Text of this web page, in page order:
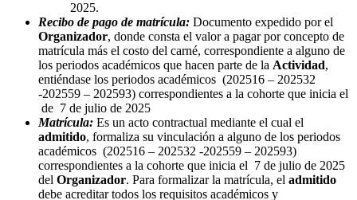
2025.
Recibo de pago de matrícula: Documento expedido por el
Organizador, donde consta el valor a pagar por concepto de
matrícula más el costo del carné, correspondiente a alguno de
los periodos académicos que hacen parte de la Actividad,
entiéndase los periodos académicos (202516 – 202532
-202559 – 202593) correspondientes a la cohorte que inicia el
de 7 de julio de 2025
Matrícula: Es un acto contractual mediante el cual el
admitido, formaliza su vinculación a alguno de los periodos
académicos (202516 – 202532 -202559 – 202593)
correspondientes a la cohorte que inicia el 7 de julio de 2025
del Organizador. Para formalizar la matrícula, el admitido
debe acreditar todos los requisitos académicos y